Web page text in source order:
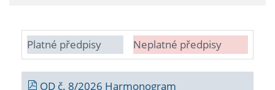
Platné předpisy Neplatné předpisy
OD č. 8/2026 Harmonogram